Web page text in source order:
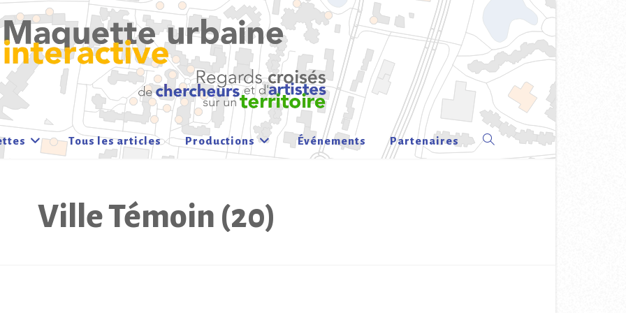
Tous les articles Productions Événements Partenaires Toggle
Ville Témoin (20)